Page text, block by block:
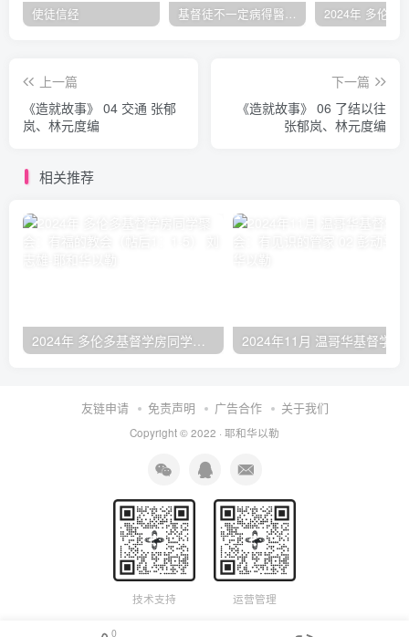
使徒信经 基督徒不一定病得醫治？寇紹恩牧師談基督徒的醫治與盼望
上一篇
《造就故事》 04 交通 张郁
岚、林元度编
下一篇
《造就故事》 06 了结以往
张郁岚、林元度编
相关推荐
2024年 多伦多基督学房同学聚会：有福的教会（帖后1：1-5） 刘志雄
友链申请 免责声明 广告合作 关于我们
Copyright © 2022 · 耶和华以勒
技术支持 运营管理
0